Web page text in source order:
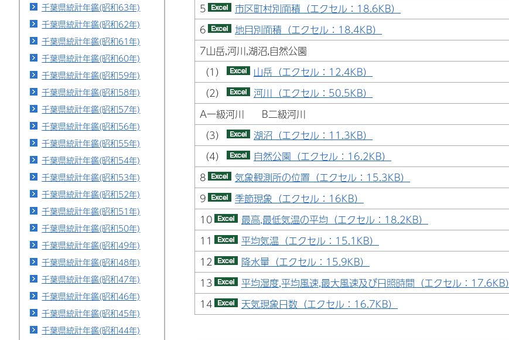
千葉県統計年鑑(昭和63年)
千葉県統計年鑑(昭和62年)
千葉県統計年鑑(昭和61年)
千葉県統計年鑑(昭和60年)
千葉県統計年鑑(昭和59年)
千葉県統計年鑑(昭和58年)
千葉県統計年鑑(昭和57年)
千葉県統計年鑑(昭和56年)
千葉県統計年鑑(昭和55年)
千葉県統計年鑑(昭和54年)
千葉県統計年鑑(昭和53年)
千葉県統計年鑑(昭和52年)
千葉県統計年鑑(昭和51年)
千葉県統計年鑑(昭和50年)
千葉県統計年鑑(昭和49年)
千葉県統計年鑑(昭和48年)
千葉県統計年鑑(昭和47年)
千葉県統計年鑑(昭和46年)
千葉県統計年鑑(昭和45年)
千葉県統計年鑑(昭和44年)
5
市区町村別面積（エクセル：18.6KB）
6
地目別面積（エクセル：18.4KB）
7山岳,河川,湖沼,自然公園
（1）
山岳（エクセル：12.4KB）
（2）
河川（エクセル：50.5KB）
A一級河川 B二級河川
（3）
湖沼（エクセル：11.3KB）
（4）
自然公園（エクセル：16.2KB）
8
気象観測所の位置（エクセル：15.3KB）
9
季節現象（エクセル：16KB）
10
最高,最低気温の平均（エクセル：18.2KB）
11
平均気温（エクセル：15.1KB）
12
降水量（エクセル：15.9KB）
13
平均湿度,平均風速,最大風速及び日照時間（エクセル：17.6KB）
14
天気現象日数（エクセル：16.7KB）